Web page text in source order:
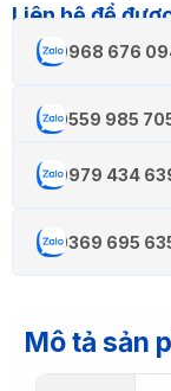
Liên hệ để
0968 676
0559 985
0979 434
0369 695
Mô tả sản